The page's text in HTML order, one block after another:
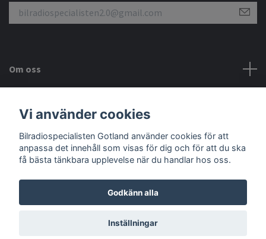
Om oss
Sociala medier
© 2026 Bilradiospecialisten Gotland
Vi använder cookies
Bilradiospecialisten Gotland använder cookies för att
anpassa det innehåll som visas för dig och för att du ska
få bästa tänkbara upplevelse när du handlar hos oss.
Godkänn alla
Inställningar